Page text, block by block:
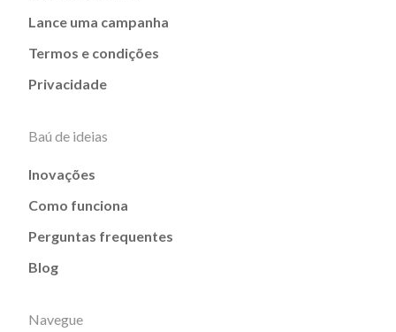
Lance uma campanha
Termos e condições
Privacidade
Baú de ideias
Inovações
Como funciona
Perguntas frequentes
Blog
Navegue